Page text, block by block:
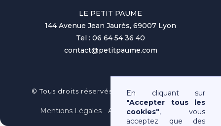
LE PETIT PAUME
144 Avenue Jean Jaurès, 69007 Lyon
Tel : 06 64 54 36 40
contact@petitpaume.com
© Tous droits réservés au Petit Paumé 2025
Mentions Légales - Association Loi 1901
En cliquant sur
"Accepter tous les
cookies", vous
acceptez que des